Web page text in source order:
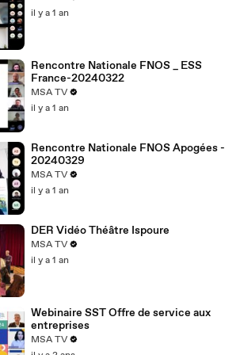
il y a 1 an
Rencontre Nationale FNOS _ ESS
France-20240322
MSA TV
il y a 1 an
Rencontre Nationale FNOS Apogées -
20240329
MSA TV
il y a 1 an
DER Vidéo Théâtre Ispoure
MSA TV
il y a 1 an
Webinaire SST Offre de service aux
entreprises
MSA TV